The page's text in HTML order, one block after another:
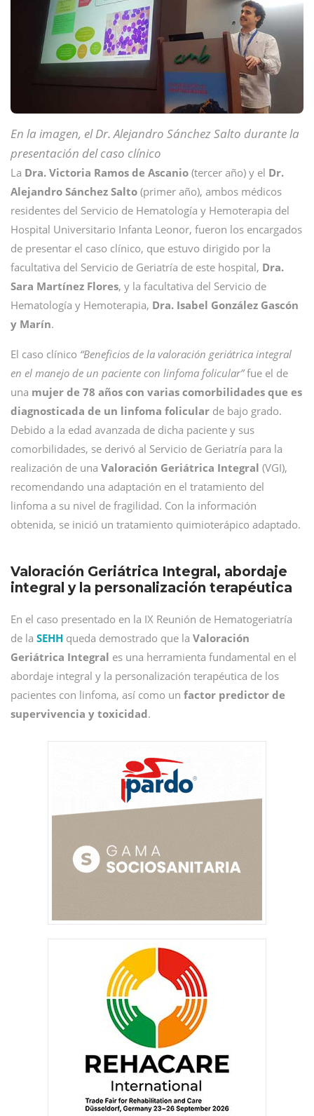
En la imagen, el Dr. Alejandro Sánchez Salto durante la
presentación del caso clínico
La Dra. Victoria Ramos de Ascanio (tercer año) y el Dr.
Alejandro Sánchez Salto (primer año), ambos médicos
residentes del Servicio de Hematología y Hemoterapia del
Hospital Universitario Infanta Leonor, fueron los encargados
de presentar el caso clínico, que estuvo dirigido por la
facultativa del Servicio de Geriatría de este hospital, Dra.
Sara Martínez Flores, y la facultativa del Servicio de
Hematología y Hemoterapia, Dra. Isabel González Gascón
y Marín.
El caso clínico “Beneficios de la valoración geriátrica integral
en el manejo de un paciente con linfoma folicular”fue el de
una mujer de 78 años con varias comorbilidades que es
diagnosticada de un linfoma folicular de bajo grado.
Debido a la edad avanzada de dicha paciente y sus
comorbilidades, se derivó al Servicio de Geriatría para la
realización de una Valoración Geriátrica Integral (VGI),
recomendando una adaptación en el tratamiento del
linfoma a su nivel de fragilidad. Con la información
obtenida, se inició un tratamiento quimioterápico adaptado.
Valoración Geriátrica Integral, abordaje
integral y la personalización terapéutica
En el caso presentado en la IX Reunión de Hematogeriatría
de la SEHH queda demostrado que la Valoración
Geriátrica Integral es una herramienta fundamental en el
abordaje integral y la personalización terapéutica de los
pacientes con linfoma, así como un factor predictor de
supervivencia y toxicidad.